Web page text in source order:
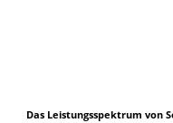
Das Leistungsspektrumvon